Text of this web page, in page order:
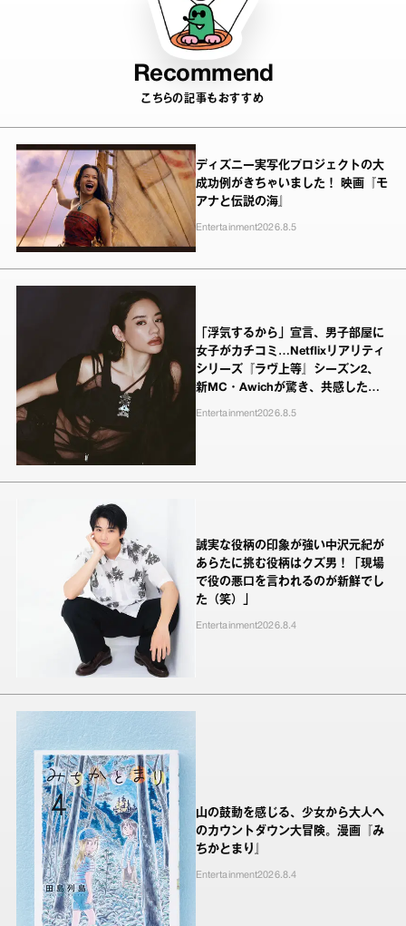
Recommend
こちらの記事もおすすめ
ディズニー実写化プロジェクトの大
成功例がきちゃいました！ 映画『モ
アナと伝説の海』
Entertainment2026.8.5
「浮気するから」宣言、男子部屋に
女子がカチコミ…Netflixリアリティ
シリーズ『ラヴ上等』シーズン2、
新MC・Awichが驚き、共感したヤ
Entertainment2026.8.5
誠実な役柄の印象が強い中沢元紀が
あらたに挑む役柄はクズ男！「現場
で役の悪口を言われるのが新鮮でし
た（笑）」
Entertainment2026.8.4
山の鼓動を感じる、少女から大人へ
のカウントダウン大冒険。漫画『み
ちかとまり』
Entertainment2026.8.4